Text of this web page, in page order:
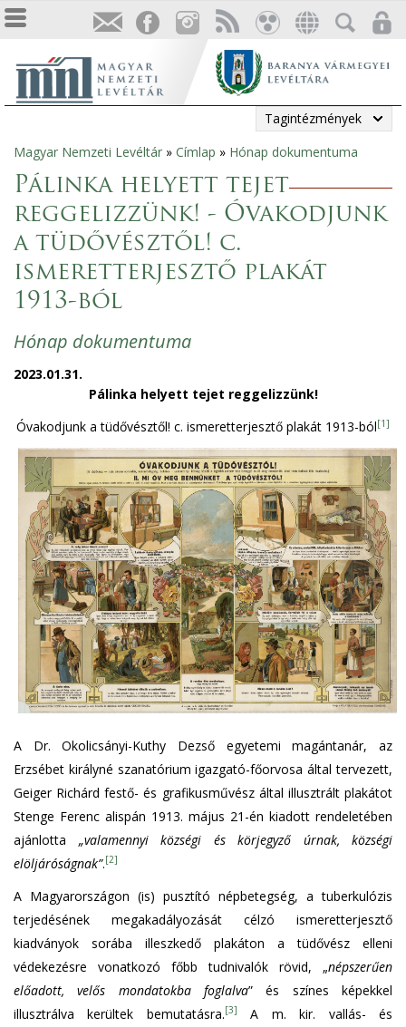
Tagintézmények
Jelenlegi
hely
Magyar Nemzeti Levéltár » Címlap » Hónap dokumentuma
Pálinka helyett tejet
reggelizzünk! - Óvakodjunk
a tüdővésztől! c.
ismeretterjesztő plakát
1913-ból
Hónap dokumentuma
2023.01.31.
Pálinka helyett tejet reggelizzünk!
Óvakodjunk a tüdővésztől! c. ismeretterjesztő plakát 1913-ból[1]
A Dr. Okolicsányi-Kuthy Dezső egyetemi magántanár, az
Erzsébet királyné szanatórium igazgató-főorvosa által tervezett,
Geiger Richárd festő- és grafikusművész által illusztrált plakátot
Stenge Ferenc alispán 1913. május 21-én kiadott rendeletében
ajánlotta „valamennyi községi és körjegyző úrnak, községi
elöljáróságnak”.[2]
A Magyarországon (is) pusztító népbetegség, a tuberkulózis
terjedésének megakadályozását célzó ismeretterjesztő
kiadványok sorába illeszkedő plakáton a tüdővész elleni
védekezésre vonatkozó főbb tudnivalók rövid, „népszerűen
előadott, velős mondatokba foglalva” és színes képekkel
illusztrálva kerültek bemutatásra.[3]
A m. kir. vallás- és